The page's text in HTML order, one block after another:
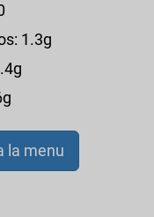
1.3g
la menu